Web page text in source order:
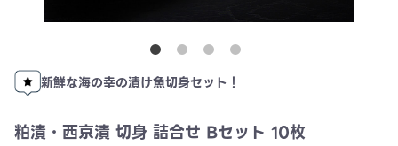
新鮮な海の幸の漬け魚切身セット！
粕漬・西京漬 切身 詰合せ Bセット 10枚